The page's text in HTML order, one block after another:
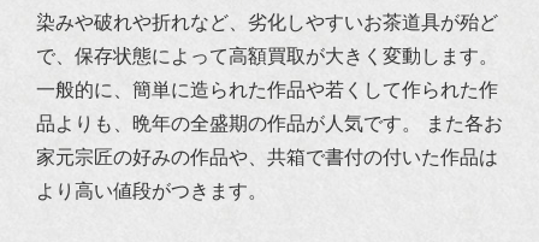
染みや破れや折れなど、劣化しやすいお茶道具が殆ど
で、保存状態によって高額買取が大きく変動します。
一般的に、簡単に造られた作品や若くして作られた作
品よりも、晩年の全盛期の作品が人気です。
また各お
家元宗匠の好みの作品や、共箱で書付の付いた作品は
より高い値段がつきます。